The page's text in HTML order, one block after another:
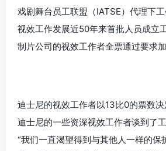
戏剧舞台员工联盟（IATSE）代理下
视效工作发展近50年来首批人员成立
制片公司的视效工作者全票通过要求加
迪士尼的视效工作者以13比0的票数决
迪士尼的一些资深视效工作者谈到了
“我们一直渴望得到与其他人一样的保